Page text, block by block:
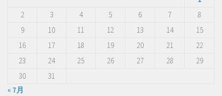
2
3 4 5 6 7
8
9
10 11 12 13 14
15
16
17 18 19 20 21
22
23
24 25 26 27 28
29
30
31
« 7月